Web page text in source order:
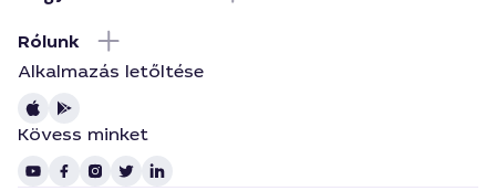
Rólunk
Alkalmazás letőltése
Kövess minket